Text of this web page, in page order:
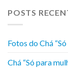
POSTS
Fotos do Chá
Chá “Só para